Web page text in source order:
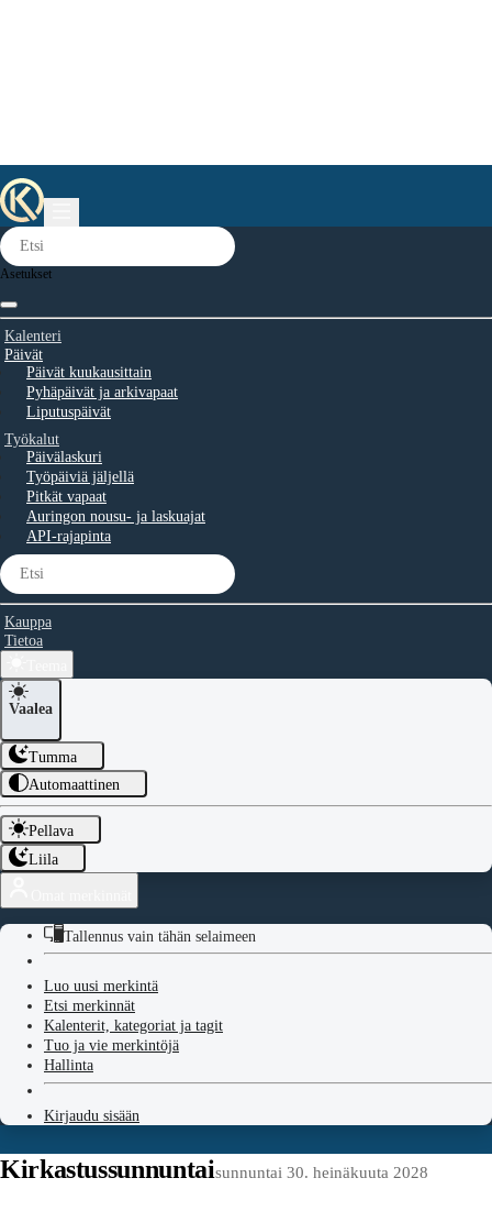
Asetukset
Kalenteri
Päivät
Päivät kuukausittain
Pyhäpäivät ja arkivapaat
Liputuspäivät
Työkalut
Päivälaskuri
Työpäiviä jäljellä
Pitkät vapaat
Auringon nousu- ja laskuajat
API-rajapinta
Kauppa
Tietoa
Vaalea
Tumma
Automaattinen
Pellava
Liila
Tallennus vain tähän selaimeen
Luo uusi merkintä
Etsi merkinnät
Kalenterit, kategoriat ja tagit
Tuo ja vie merkintöjä
Hallinta
Kirjaudu sisään
Kirkastussunnuntaisunnuntai 30. heinäkuuta 2028